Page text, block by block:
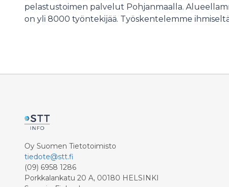
pelastustoimen palvelut Pohjanmaalla.
on yli 8000 työntekijää. Työskentelemme
Oy Suomen Tietotoimisto
tiedote@stt.fi
(09) 6958 1286
Porkkalankatu 20 A, 00180 HELSINKI